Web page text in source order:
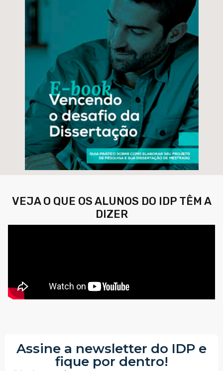
VEJA O QUE OS ALUNOS DO IDP TÊM A
DIZER
Assine a newsletter do IDP e
fique por dentro!